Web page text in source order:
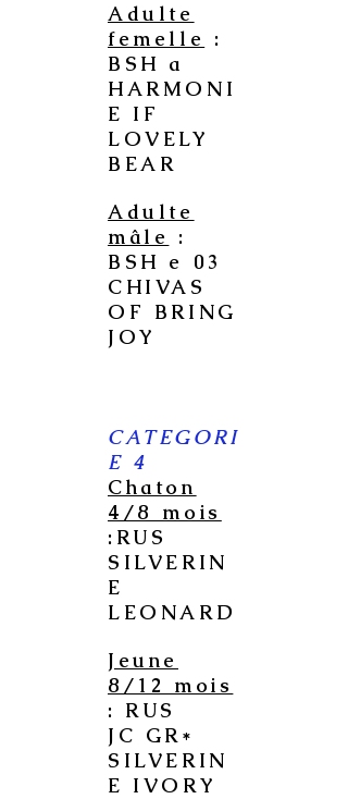
Adulte
femelle
:
BSH a
HARMONI
E IF
LOVELY
BEAR
Adulte
mâle
:
BSH e 03
CHIVAS
OF BRING
JOY
CATEGORI
E 4
Chaton
4/8 mois
:RUS
SILVERIN
E
LEONARD
Jeune
8/12 mois
: RUS
JC GR*
SILVERIN
E IVORY